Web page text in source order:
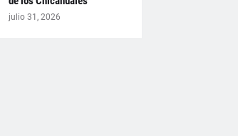
julio 31, 2026